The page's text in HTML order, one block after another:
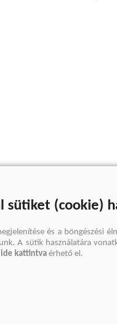
sütiket (cookie)
és a böngészési
A sütik használatára
ide kattintva érhető el.